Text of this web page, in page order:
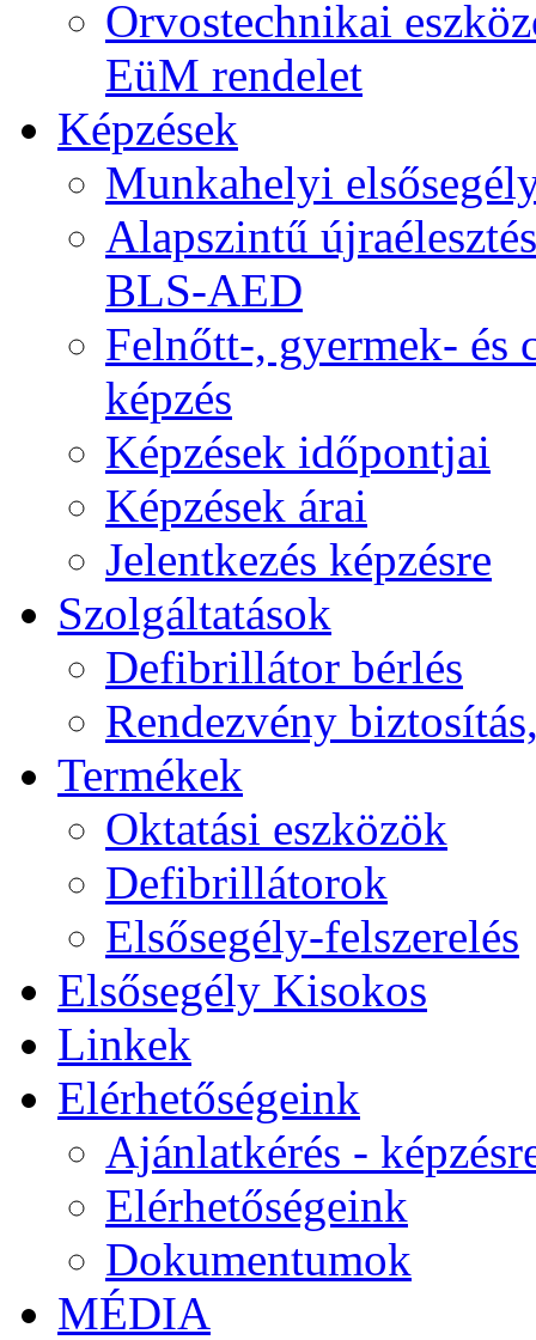
Orvostechnikai
EüM rendelet
Képzések
Munkahelyi
Alapszintű
BLS-AED
Felnőtt-, gyermek- és
képzés
Képzések időpontjai
Képzések árai
Jelentkezés képzésre
Szolgáltatások
Defibrillátor bérlés
Rendezvény
Termékek
Oktatási eszközök
Defibrillátorok
Elsősegély-felszerelés
Elsősegély Kisokos
Linkek
Elérhetőségeink
Ajánlatkérés -
Elérhetőségeink
Dokumentumok
MÉDIA